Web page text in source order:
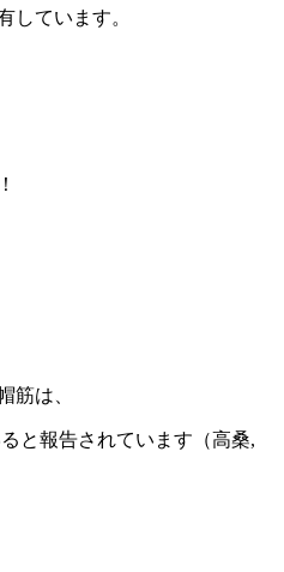
しています。
筋は、
と報告されています（高桑,